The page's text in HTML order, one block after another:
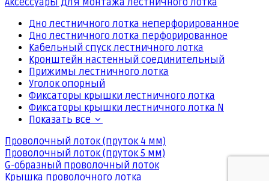
Аксессуары для монтажа лестничного лотка
Дно лестничного лотка неперфорированное
Дно лестничного лотка перфорированное
Кабельный спуск лестничного лотка
Кронштейн настенный соединительный
Прижимы лестничного лотка
Уголок опорный
Фиксаторы крышки лестничного лотка
Фиксаторы крышки лестничного лотка N
Показать все
Проволочный лоток (пруток 4 мм)
Проволочный лоток (пруток 5 мм)
G-образный проволочный лоток
Крышка проволочного лотка